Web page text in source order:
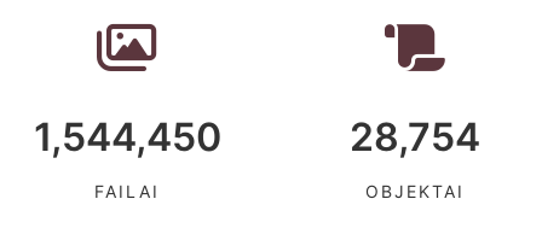
1,544,450
FAILAI
28,754
OBJEKTAI